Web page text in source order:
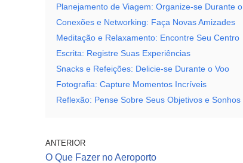
Planejamento de Viagem: Organize-se Durante
Conexões e Networking: Faça Novas Amizades
Meditação e Relaxamento: Encontre Seu Centro
Escrita: Registre Suas Experiências
Snacks e Refeições: Delicie-se Durante o Voo
Fotografia: Capture Momentos Incríveis
Reflexão: Pense Sobre Seus Objetivos e Sonhos
ANTERIOR
O Que Fazer no Aeroporto